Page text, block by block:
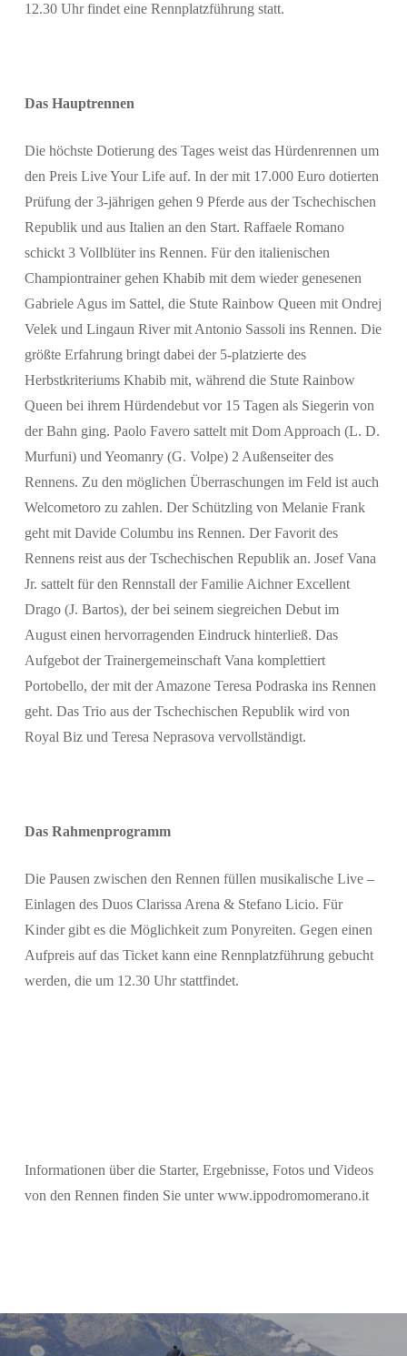
12.30 Uhr findet eine Rennplatzführung statt.
Das Hauptrennen
Die höchste Dotierung des Tages weist das Hürdenrennen um
den Preis Live Your Life auf. In der mit 17.000 Euro dotierten
Prüfung der 3-jährigen gehen 9 Pferde aus der Tschechischen
Republik und aus Italien an den Start. Raffaele Romano
schickt 3 Vollblüter ins Rennen. Für den italienischen
Championtrainer gehen Khabib mit dem wieder genesenen
Gabriele Agus im Sattel, die Stute Rainbow Queen mit Ondrej
Velek und Lingaun River mit Antonio Sassoli ins Rennen. Die
größte Erfahrung bringt dabei der 5-platzierte des
Herbstkriteriums Khabib mit, während die Stute Rainbow
Queen bei ihrem Hürdendebut vor 15 Tagen als Siegerin von
der Bahn ging. Paolo Favero sattelt mit Dom Approach (L. D.
Murfuni) und Yeomanry (G. Volpe) 2 Außenseiter des
Rennens. Zu den möglichen Überraschungen im Feld ist auch
Welcometoro zu zahlen. Der Schützling von Melanie Frank
geht mit Davide Columbu ins Rennen. Der Favorit des
Rennens reist aus der Tschechischen Republik an. Josef Vana
Jr. sattelt für den Rennstall der Familie Aichner Excellent
Drago (J. Bartos), der bei seinem siegreichen Debut im
August einen hervorragenden Eindruck hinterließ. Das
Aufgebot der Trainergemeinschaft Vana komplettiert
Portobello, der mit der Amazone Teresa Podraska ins Rennen
geht. Das Trio aus der Tschechischen Republik wird von
Royal Biz und Teresa Neprasova vervollständigt.
Das Rahmenprogramm
Die Pausen zwischen den Rennen füllen musikalische Live –
Einlagen des Duos Clarissa Arena & Stefano Licio. Für
Kinder gibt es die Möglichkeit zum Ponyreiten. Gegen einen
Aufpreis auf das Ticket kann eine Rennplatzführung gebucht
werden, die um 12.30 Uhr stattfindet.
Informationen über die Starter, Ergebnisse, Fotos und Videos
von den Rennen finden Sie unter www.ippodromomerano.it